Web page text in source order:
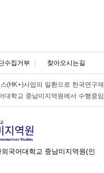
수집거부 찾아오시는길
(HK+)사업의 일환으로 한국연구재
대학교 중남미지역원에서 수행중임
국어대학교 중남미지역원(인